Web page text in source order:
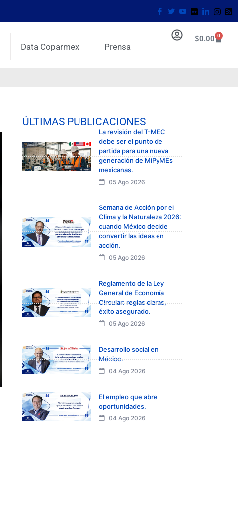
Data Coparmex Prensa
$0.00 0
ÚLTIMAS PUBLICACIONES
La revisión del T-MEC
debe ser el punto de
partida para una nueva
generación de MiPyMEs
mexicanas.
05 Ago 2026
Semana de Acción por el
Clima y la Naturaleza 2026:
cuando México decide
convertir las ideas en
acción.
05 Ago 2026
Reglamento de la Ley
General de Economía
Circular: reglas claras,
éxito asegurado.
05 Ago 2026
Desarrollo social en
México.
04 Ago 2026
El empleo que abre
oportunidades.
04 Ago 2026